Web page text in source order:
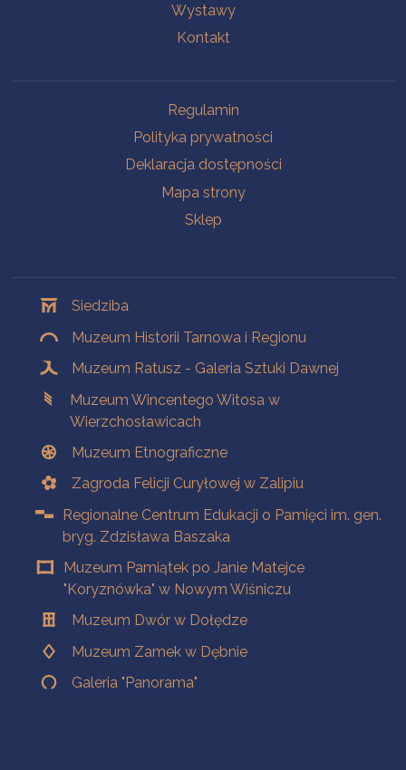
Wystawy
Kontakt
Regulamin
Polityka prywatności
Deklaracja dostępności
Mapa strony
Sklep
Siedziba
Muzeum Historii Tarnowa i Regionu
Muzeum Ratusz - Galeria Sztuki Dawnej
Muzeum Wincentego Witosa w
Wierzchosławicach
Muzeum Etnograficzne
Zagroda Felicji Curyłowej w Zalipiu
Regionalne Centrum Edukacji o Pamięci im. gen.
bryg. Zdzisława Baszaka
Muzeum Pamiątek po Janie Matejce
"Koryznówka" w Nowym Wiśniczu
Muzeum Dwór w Dołędze
Muzeum Zamek w Dębnie
Galeria "Panorama"